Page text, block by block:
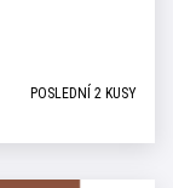
POSLEDNÍ 2 KUSY